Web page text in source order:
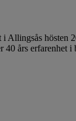
Allingsås hösten
40 års erfarenhet i